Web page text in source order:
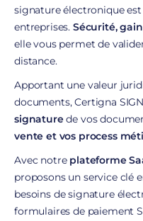
signature électronique
entreprises. Sécurité,
elle vous permet de
distance.
Apportant une valeur
documents, Certigna
signaturede vos
vente et vos process
Avec notre plateforme
proposons un service clé
besoins de signature
formulaires de paiement